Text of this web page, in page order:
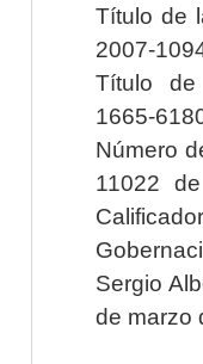
Título de
2007-
Título de
1665-
Número
11022
Sergio
de marzo